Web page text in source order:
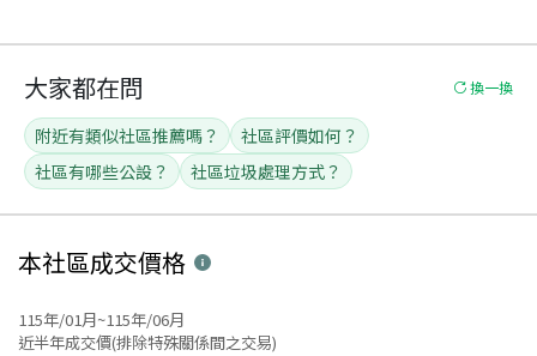
大家都在問 換一換
附近有類似社區推薦嗎？
社區評價如何？
社區有哪些公設？
社區垃圾處理方式？
本社區成交價格
115年/01月~115年/06月
近半年成交價(排除特殊關係間之交易)